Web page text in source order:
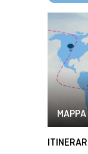
MAPPA